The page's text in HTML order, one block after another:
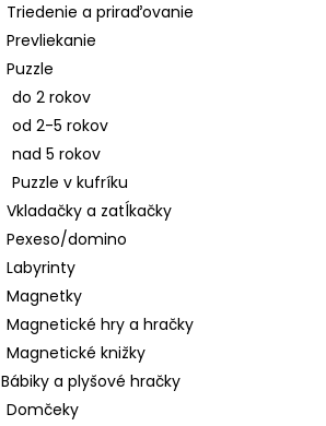
Triedenie a priraďovanie
Prevliekanie
Puzzle
do 2 rokov
od 2-5 rokov
nad 5 rokov
Puzzle v kufríku
Vkladačky a zatĺkačky
Pexeso/domino
Labyrinty
Magnetky
Magnetické hry a hračky
Magnetické knižky
Bábiky a plyšové hračky
Domčeky